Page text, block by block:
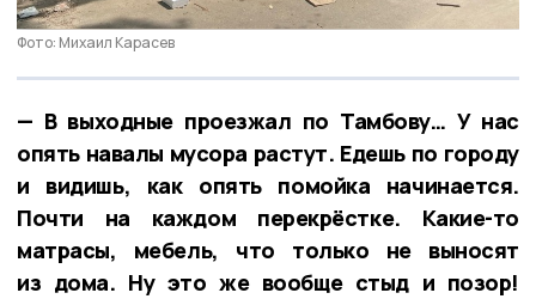
Фото: Михаил Карасев
— В выходные проезжал по Тамбову… У нас
опять навалы мусора растут. Едешь по городу
и видишь, как опять помойка начинается.
Почти на каждом перекрёстке. Какие-то
матрасы, мебель, что только не выносят
из дома. Ну это же вообще стыд и позор!